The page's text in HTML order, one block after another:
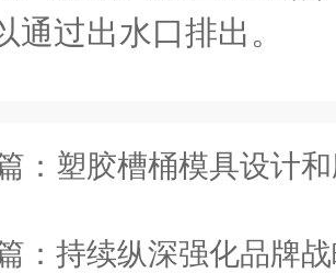
通过出水口排出。
： 塑胶槽桶模具设计
： 持续纵深强化品牌战略